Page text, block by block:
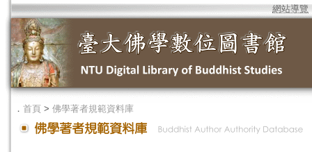
網站導覽
． 首頁 > 佛學著者規範資料庫